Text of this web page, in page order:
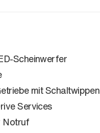
Scheinwerfer
mit Schaltwippen
Services
Notruf